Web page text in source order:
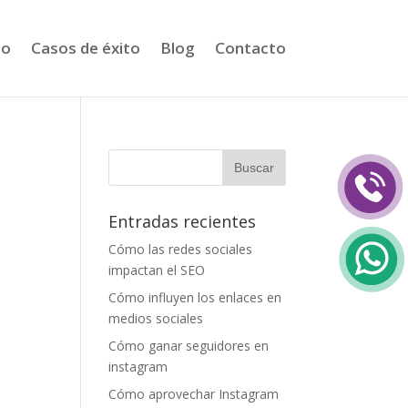
Casos de éxito Blog Contacto
Entradas recientes
Cómo las redes sociales
impactan el SEO
Cómo influyen los enlaces en
medios sociales
Cómo ganar seguidores en
instagram
Cómo aprovechar Instagram